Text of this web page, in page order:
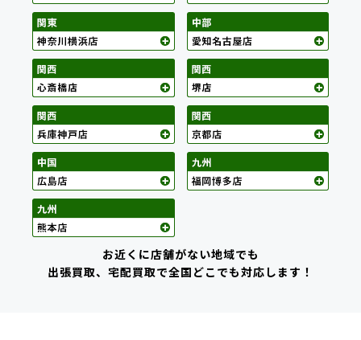
お近くに店舗がない地域でも
出張買取、宅配買取で全国どこでも対応します！